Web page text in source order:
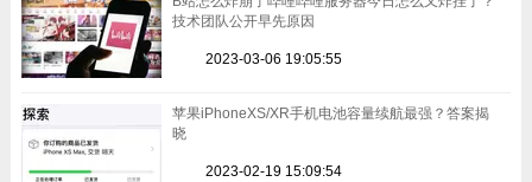
技术团队公开早先原因
2023-03-06 19:05:55
苹果iPhoneXS/XR手机电池容量续航最强？答案揭
晓
2023-02-19 15:09:54